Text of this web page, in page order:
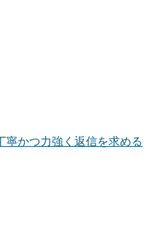
かつ力強く返信を求める